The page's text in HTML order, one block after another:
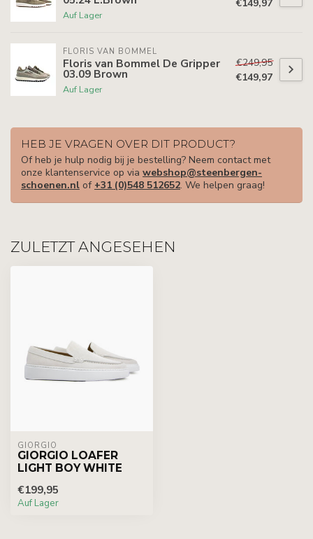
Auf Lager
€149,97
FLORIS VAN BOMMEL
Floris van Bommel De Gripper
03.09 Brown
Auf Lager
€249,95
€149,97
HEB JE VRAGEN OVER DIT PRODUCT?
Of heb je hulp nodig bij je bestelling? Neem contact met
onze klantenservice op via webshop@steenbergen-
schoenen.nl of +31 (0)548 512652. We helpen graag!
ZULETZT ANGESEHEN
GIORGIO
GIORGIO LOAFER
LIGHT BOY WHITE
€199,95
Auf Lager